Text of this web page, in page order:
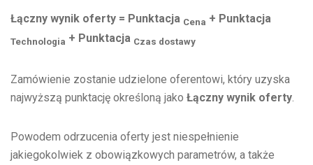
Łączny wynik oferty = Punktacja Cena + Punktacja
Technologia + Punktacja Czas dostawy
Zamówienie zostanie udzielone oferentowi, który uzyska
najwyższą punktację określoną jako Łączny wynik oferty
Powodem odrzucenia oferty jest niespełnienie
jakiegokolwiek z obowiązkowych parametrów, a także